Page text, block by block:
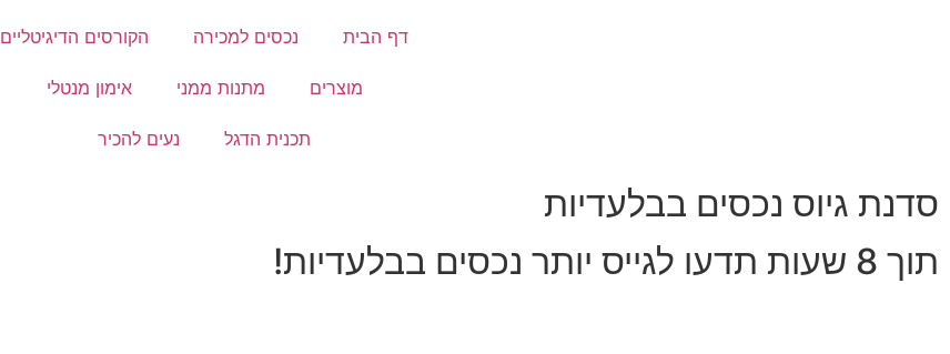
דף הבית נכסים למכירה הקורסים הדיגיטליים
מוצרים מתנות ממני אימון מנטלי
תכנית הדגל נעים להכיר
סדנת גיוס נכסים בבלעדיות
תוך 8 שעות תדעו לגייס יותר נכסים בבלעדיות!